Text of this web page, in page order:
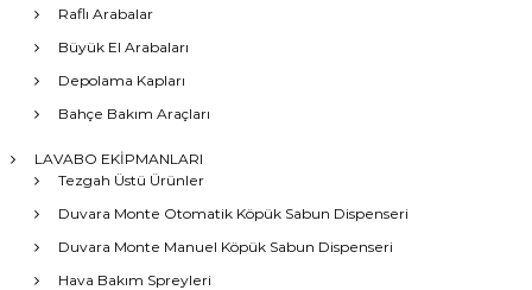
Raflı Arabalar
Büyük El Arabaları
Depolama Kapları
Bahçe Bakım Araçları
LAVABO EKİPMANLARI
Tezgah Üstü Ürünler
Duvara Monte Otomatik Köpük Sabun Dispenseri
Duvara Monte Manuel Köpük Sabun Dispenseri
Hava Bakım Spreyleri